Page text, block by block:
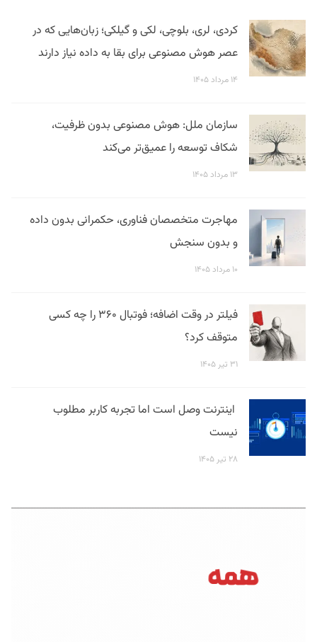
کردی، لری، بلوچی، لکی و گیلکی؛ زبان‌هایی که در
عصر هوش مصنوعی برای بقا به داده نیاز دارند
۱۴ مرداد ۱۴۰۵
سازمان ملل: هوش مصنوعی بدون ظرفیت،
شکاف توسعه را عمیق‌تر می‌کند
۱۳ مرداد ۱۴۰۵
مهاجرت متخصصان فناوری، حکمرانی بدون داده
و بدون سنجش
۱۰ مرداد ۱۴۰۵
فیلتر در وقت اضافه؛ فوتبال ۳۶۰ را چه کسی
متوقف کرد؟
۳۱ تیر ۱۴۰۵
اینترنت وصل است اما تجربه کاربر مطلوب
نیست
۲۸ تیر ۱۴۰۵